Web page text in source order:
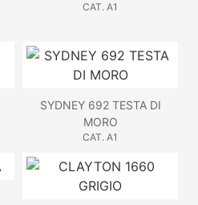
CAT. A1
SYDNEY 692 TESTA DI
MORO
CAT. A1